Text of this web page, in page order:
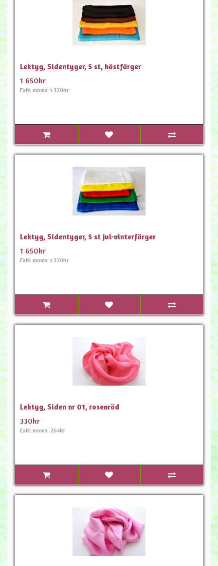
Lektyg, Sidentyger, 5 st, höstfärger
1 650kr
Exkl moms: 1 320kr
Lektyg, Sidentyger, 5 st jul-vinterfärger
1 650kr
Exkl moms: 1 320kr
Lektyg, Siden nr 01, rosenröd
330kr
Exkl moms: 264kr